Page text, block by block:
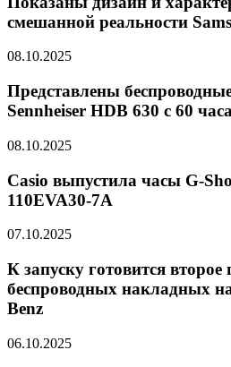
смешанной реальности
08.10.2025
Представлены
Sennheiser HDB 630 с 60
08.10.2025
Casio выпустила часы G-
110EVA30-7A
07.10.2025
К запуску готовится второе
беспроводных накладных
Benz
06.10.2025